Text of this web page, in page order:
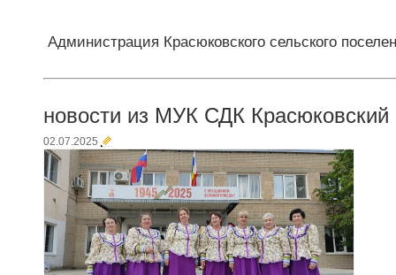
Администрация Красюковского сельского
новости из МУК СДК Красюковский
02.07.2025